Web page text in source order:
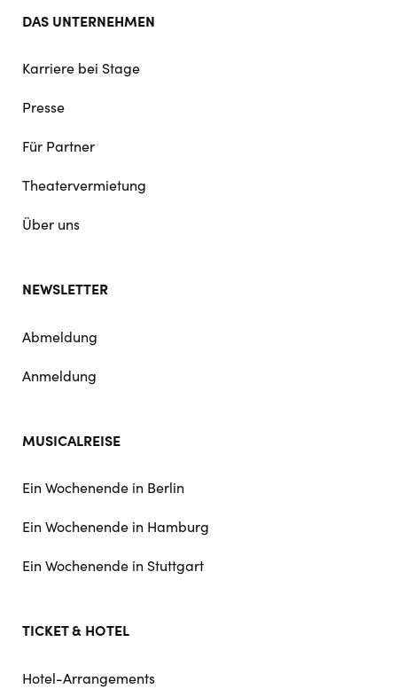
DAS UNTERNEHMEN
Karriere bei Stage
Presse
Für Partner
Theatervermietung
Über uns
NEWSLETTER
Abmeldung
Anmeldung
MUSICALREISE
Ein Wochenende in Berlin
Ein Wochenende in Hamburg
Ein Wochenende in Stuttgart
TICKET & HOTEL
Hotel-Arrangements